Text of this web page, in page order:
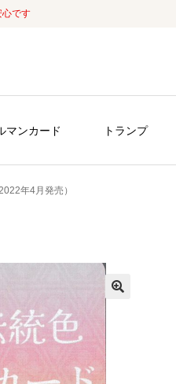
心です
マンカード トランプ
年4月発売）